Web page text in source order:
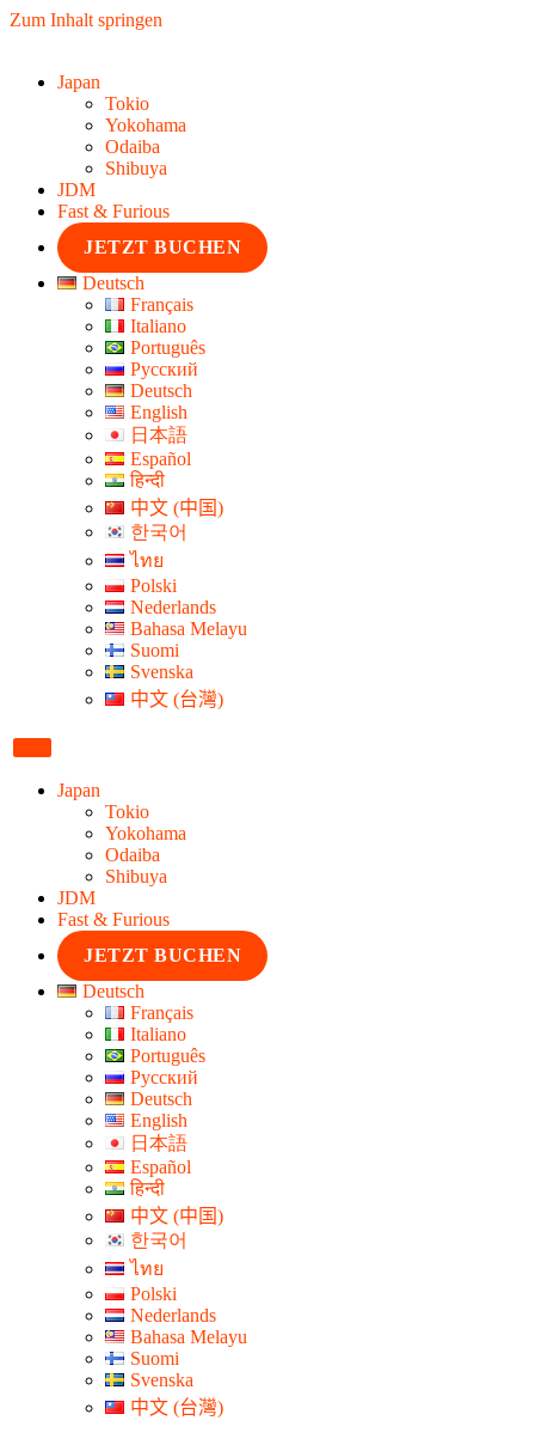
Zum Inhalt springen
Japan
Tokio
Yokohama
Odaiba
Shibuya
JDM
Fast & Furious
JETZT BUCHEN
Deutsch
Français
Italiano
Português
Русский
Deutsch
English
日本語
Español
हिन्दी
中文 (中国)
한국어
ไทย
Polski
Nederlands
Bahasa Melayu
Suomi
Svenska
中文 (台灣)
Japan
Tokio
Yokohama
Odaiba
Shibuya
JDM
Fast & Furious
JETZT BUCHEN
Deutsch
Français
Italiano
Português
Русский
Deutsch
English
日本語
Español
हिन्दी
中文 (中国)
한국어
ไทย
Polski
Nederlands
Bahasa Melayu
Suomi
Svenska
中文 (台灣)